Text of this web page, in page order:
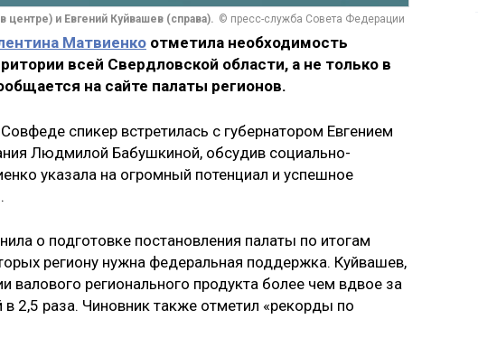
центре) и Евгений Куйвашев (справа). © пресс-служба Совета Федерации
Матвиенко отметила необходимость
всей Свердловской области, а не только в
на сайте палаты регионов.
спикер встретилась с губернатором Евгением
Людмилой Бабушкиной, обсудив социально-
указала на огромный потенциал и успешное
о подготовке постановления палаты по итогам
региону нужна федеральная поддержка. Куйвашев,
валового регионального продукта более чем вдвое за
в 2,5 раза. Чиновник также отметил «рекорды по